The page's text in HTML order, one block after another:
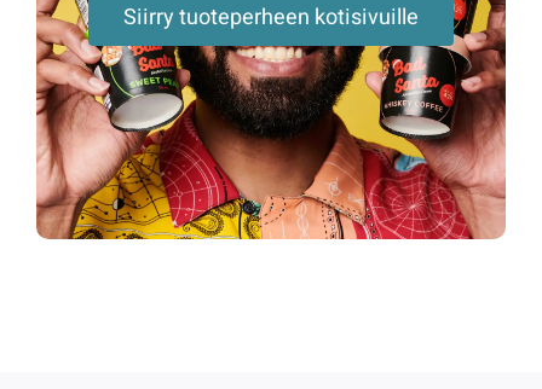
Siirry tuoteperheen kotisivuille